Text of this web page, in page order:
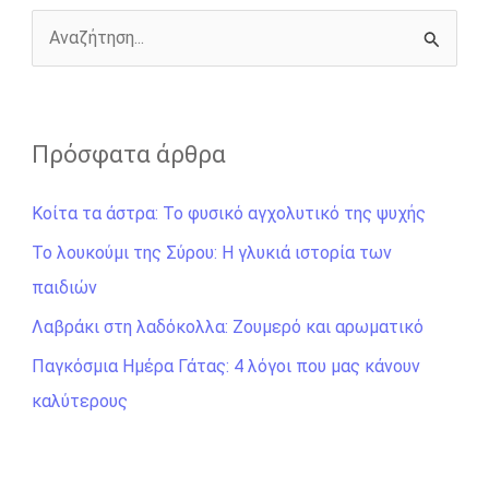
k
e
r
k
ζ
τ
η
σ
η
γ
ι
Πρόσφατα άρθρα
Κοίτα τα άστρα: Το φυσικό αγχολυτικό της ψυχής
Το λουκούμι της Σύρου: Η γλυκιά ιστορία των
παιδιών
Λαβράκι στη λαδόκολλα: Ζουμερό και αρωματικό
Παγκόσμια Ημέρα Γάτας: 4 λόγοι που μας κάνουν
καλύτερους